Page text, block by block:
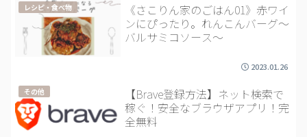
レシピ・食べ物
《さこりん家のごはん01》赤ワイ
ンにぴったり。れんこんバーグ～
バルサミコソース～
2023.01.26
その他
【Brave登録方法】ネット検索で
稼ぐ！安全なブラウザアプリ！完
全無料